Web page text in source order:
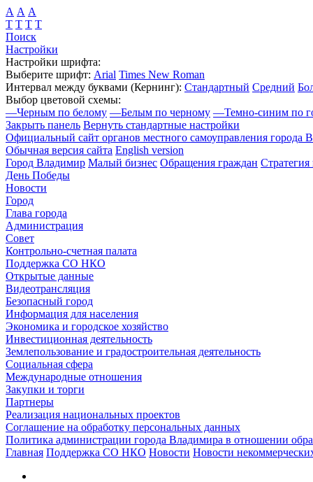
А А А
Т Т Т Т
Поиск
Настройки
Настройки шрифта:
Выберите шрифт: Arial Times New Roman
Интервал между буквами (Кернинг): Стандартный Средний
Выбор цветовой схемы:
—Черным по белому —Белым по черному —Темно-синим по
Закрыть панель Вернуть стандартные настройки
Официальный сайт органов местного самоуправления города
Обычная версия сайта English version
Город Владимир Малый бизнес Обращения граждан Стратегия
День Победы
Новости
Город
Глава города
Администрация
Совет
Контрольно-счетная палата
Поддержка СО НКО
Открытые данные
Видеотрансляция
Безопасный город
Информация для населения
Экономика и городское хозяйство
Инвестиционная деятельность
Землепользование и градостроительная деятельность
Социальная сфера
Международные отношения
Закупки и торги
Партнеры
Реализация национальных проектов
Соглашение на обработку персональных данных
Политика администрации города Владимира в отношении
Главная Поддержка СО НКО Новости Новости